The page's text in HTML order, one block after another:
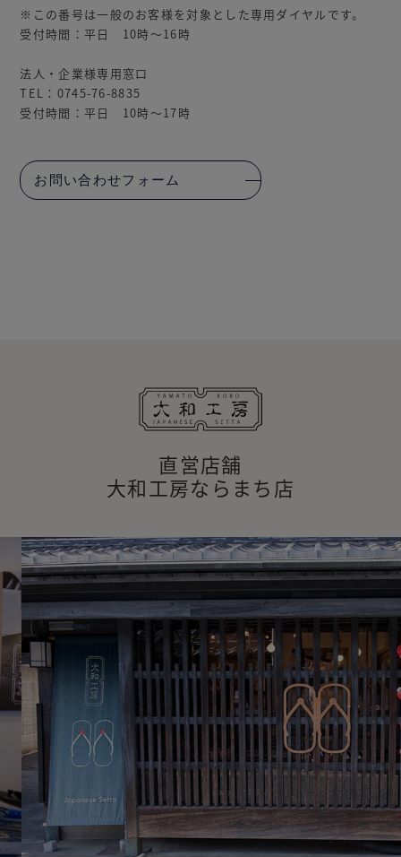
※この番号は一般のお客様を対象とした専用ダイヤルです。
受付時間：平日 10時～16時
法人・企業様専用窓口
TEL：0745-76-8835
受付時間：平日 10時～17時
お問い合わせフォーム
直営店舗
大和工房ならまち店